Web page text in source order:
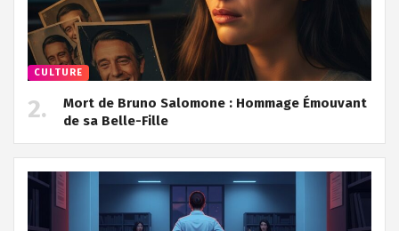
CULTURE
Mort de Bruno Salomone : Hommage Émouvant
de sa Belle-Fille